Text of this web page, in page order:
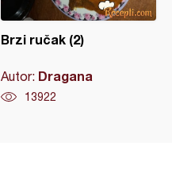
Brzi ručak (2)
Autor: Dragana
13922